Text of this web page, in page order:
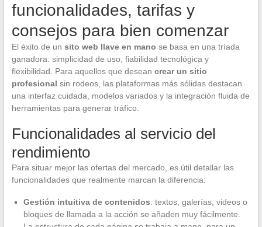
funcionalidades, tarifas y
consejos para bien comenzar
El éxito de un sito web llave en mano se basa en una tríada
ganadora: simplicidad de uso, fiabilidad tecnológica y
flexibilidad. Para aquellos que desean crear un sitio
profesional sin rodeos, las plataformas más sólidas destacan
una interfaz cuidada, modelos variados y la integración fluida de
herramientas para generar tráfico.
Funcionalidades al servicio del
rendimiento
Para situar mejor las ofertas del mercado, es útil detallar las
funcionalidades que realmente marcan la diferencia:
Gestión intuitiva de contenidos: textos, galerías, videos o
bloques de llamada a la acción se añaden muy fácilmente.